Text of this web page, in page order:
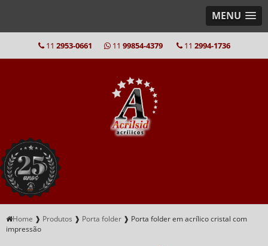
MENU
11 2953-0661 11 99854-4379 11 2994-1736
Home ❱ Produtos ❱ Porta folder ❱ Porta folder em acrílico cristal com
impressão